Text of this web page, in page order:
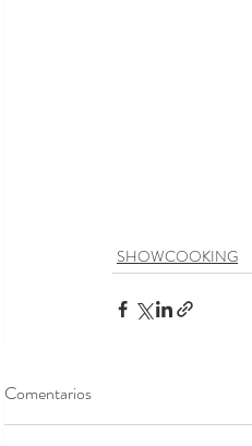
SHOWCOOKING
Comentarios